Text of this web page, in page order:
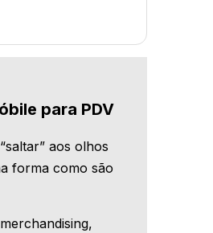
para PDV
aos olhos
forma como são